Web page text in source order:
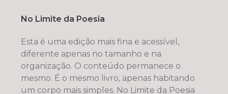
No Limite da Poesia
Esta é uma edição mais fina e acessível,
diferente apenas no tamanho e na
organização. O conteúdo permanece o
mesmo. É o mesmo livro, apenas habitando
um corpo mais simples. No Limite da Poesia